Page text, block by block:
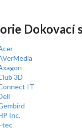
Dokovací
3D
IT
Inc.
tec